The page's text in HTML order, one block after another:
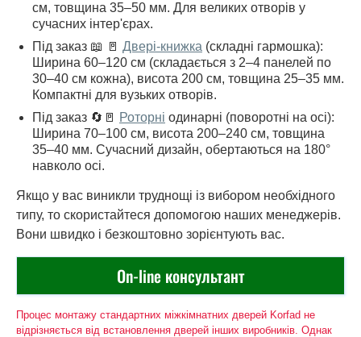
см, товщина 35–50 мм. Для великих отворів у
сучасних інтер'єрах.
Під заказ 📖 🚪 Двері-книжка (складні гармошка):
Ширина 60–120 см (складається з 2–4 панелей по
30–40 см кожна), висота 200 см, товщина 25–35 мм.
Компактні для вузьких отворів.
Під заказ 🔄🚪 Роторні одинарні (поворотні на осі):
Ширина 70–100 см, висота 200–240 см, товщина
35–40 мм. Сучасний дизайн, обертаються на 180°
навколо осі.
Якщо у вас виникли труднощі із вибором необхідного
типу, то скористайтеся допомогою наших менеджерів.
Вони швидко і безкоштовно зорієнтують вас.
On-line консультант
Процес монтажу стандартних міжкімнатних дверей Korfad не
відрізняється від встановлення дверей інших виробників. Однак